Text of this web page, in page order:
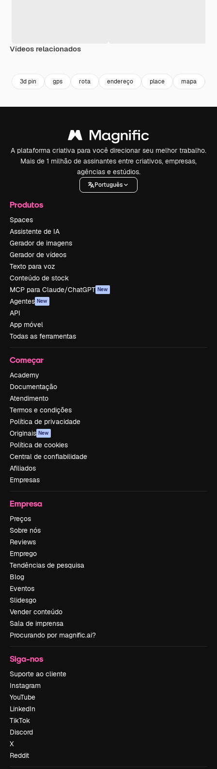
Vídeos relacionados
3d pin gps rota endereço place mapa
A plataforma criativa para você direcionar seu melhor trabalho.
Mais de 1 milhão de assinantes entre criativos, empresas,
agências e estúdios.
Português
Produtos
Spaces
Assistente de IA
Gerador de imagens
Gerador de vídeos
Texto para voz
Conteúdo de stock
MCP para Claude/ChatGPT New
Agentes New
API
App móvel
Todas as ferramentas
Começar
Academy
Documentação
Atendimento
Termos e condições
Política de privacidade
Originais New
Política de cookies
Central de confiabilidade
Afiliados
Empresas
Empresa
Preços
Sobre nós
Reviews
Emprego
Tendências de pesquisa
Blog
Eventos
Slidesgo
Vender conteúdo
Sala de imprensa
Procurando por magnific.ai?
Siga-nos
Suporte ao cliente
Instagram
YouTube
LinkedIn
TikTok
Discord
X
Reddit